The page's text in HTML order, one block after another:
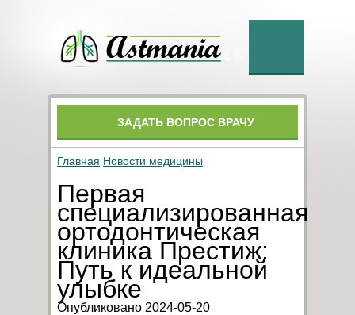
ЗАДАТЬ ВОПРОС ВРАЧУ
Главная Новости медицины
Первая
специализированная
ортодонтическая
клиника Престиж:
Путь к идеальной
улыбке
Опубликовано 2024-05-20